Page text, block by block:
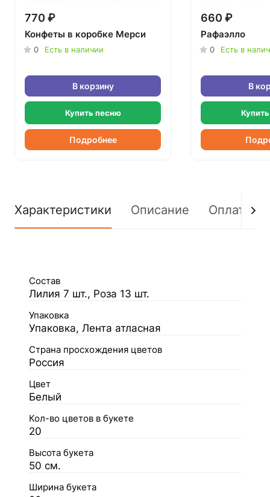
770 ₽
Конфеты в коробке Мерси
0 Есть в наличии
В корзину
Купить песню
Подробнее
660 ₽
Рафаэлло
0 Есть в
В
Характеристики Описание Оплата
Состав
Лилия 7 шт., Роза 13 шт.
Упаковка
Упаковка, Лента атласная
Страна просхождения цветов
Россия
Цвет
Белый
Кол-во цветов в букете
20
Высота букета
50 см.
Ширина букета